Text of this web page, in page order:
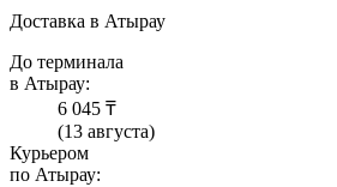
Доставка в Атырау
До терминала
в Атырау:
6 045 ₸
(13 августа)
Курьером
по Атырау: